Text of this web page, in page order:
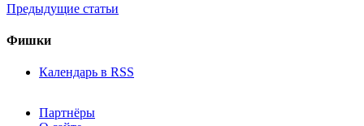
Предыдущие статьи
Фишки
Календарь в RSS
Партнёры